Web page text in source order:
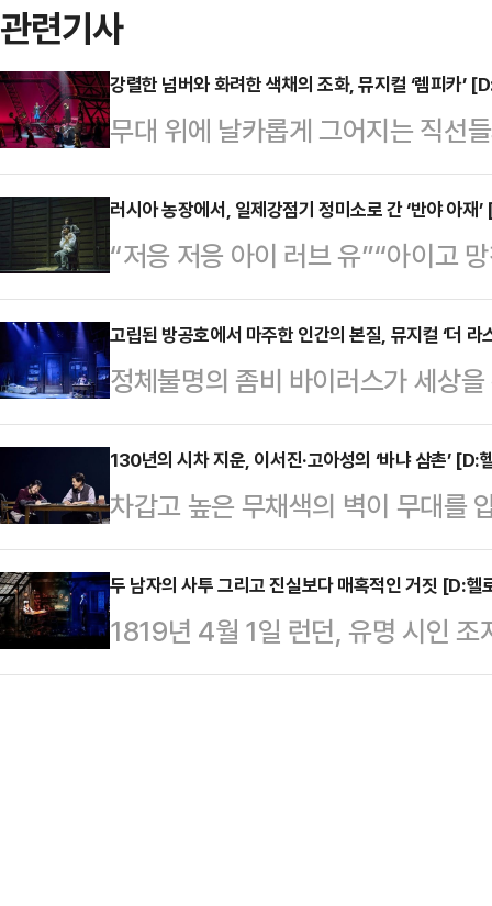
관련기사
강렬한 넘버와 화려한 색채의 조화, 뮤지컬 ‘렘피카’
무대 위에 날카롭게 그어지는 직선
비트는 단숨에 관객을 1920년대
아티움에서 공연 중인 뮤지컬 ‘렘피
드 렘피카의 파란만장한 삶을 시각
2024년 미국 브로드웨이에서 엇갈
은 이 작품이, 한국 무대에 다시 오
평면적으로 읊는 전형적인 구조를
도 안에서 끊임없이 꿈틀거리…
러시아 농장에서, 일제강점기 정미소로 간 ‘반야 아재
“저응 저응 아이 러브 유”“아이고
대 일제강점기를 풍미했던 익살스
선율 뒤로 비죽이 새어 나오는 비애
달할 1939년 충북 영동의 정미소
립극장 해오름극장에서 선보인 연
신 한국 근현대사의 가장 시린 한복
의 주인공 ‘바냐’는 평생을 바친 헌
카 ‘소…
고립된 방공호에서 마주한 인간의 본질, 뮤지컬 ‘더
정체불명의 좀비 바이러스가 세상
뮤지컬 ‘더 라스트맨’은 표면적으
극의 전개는 외부의 위협인 좀비와
간에 갇힌 인간의 내면 변화에 집중
끌어가는 1인극 구성을 통해 고독
안에서 지키고자 하는 인간성이 무
주인공인 ‘생존자’가 스스로를 격
있게 구성된 …
130년의 시차 지운, 이서진·고아성의 ‘바냐 삼촌’ [D:
차갑고 높은 무채색의 벽이 무대를
운 거대한 수직의 공간은, 인물들이
하는 동시에, 그들이 끝내 벗어나지
다. 그리고 그 안에는 커다란 식탁
7일 LG아트센터에서 개막한 연극 ‘
두 남자의 사투 그리고 진실보다 매혹적인 거짓 [D:헬
1819년 4월 1일 런던, 유명 시인 조
어 테일’이 세상에 등장한다. 당대